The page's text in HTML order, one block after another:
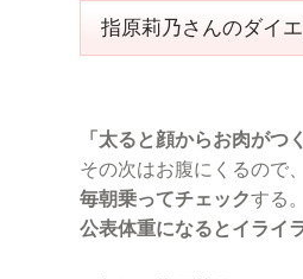
指原莉乃さんのダイ
「太ると顔からお肉がつく
その次はお腹にくるので、
毎朝乗ってチェックする
公表体重になるとイライ